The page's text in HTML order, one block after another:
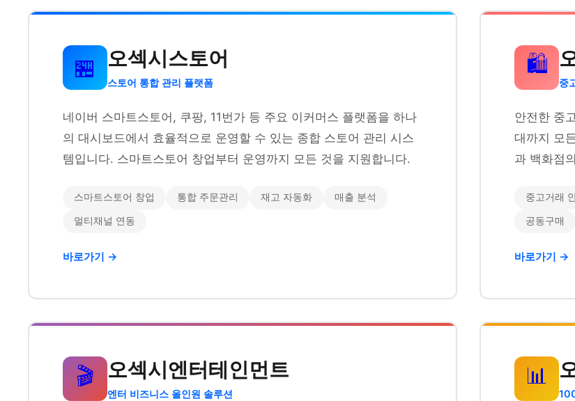
🏪 오섹시스토어
스토어 통합 관리 플랫폼
네이버 스마트스토어, 쿠팡, 11번가 등 주요 이커머스 플랫폼을 하나
의 대시보드에서 효율적으로 운영할 수 있는 종합 스토어 관리 시스
템입니다. 스마트스토어 창업부터 운영까지 모든 것을 지원합니다.
스마트스토어 창업 통합 주문관리 재고 자동화 매출 분석
멀티채널 연동
바로가기 →
🛍️
중
안전한 중
대까지 모
과 백화점
중고거래
공동구매
바로가기 →
🎬 오섹시엔터테인먼트
엔터 비즈니스 올인원 솔루션
📊